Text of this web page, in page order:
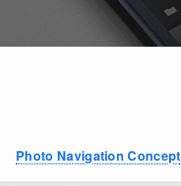
Photo Navigation Concept